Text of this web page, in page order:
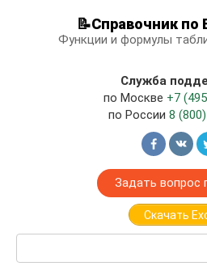
📝Справочник по
Функции и формулы
Служба
по Москве +7
по России 8
Задать вопрос
Скачать
Поиск: